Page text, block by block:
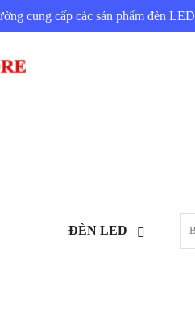
cung cấp các sản phẩm đèn LED
ĐÈN LED